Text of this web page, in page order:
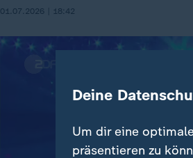
01.07.2026 | 18:42
Deine
Um dir eine
präsentieren zu